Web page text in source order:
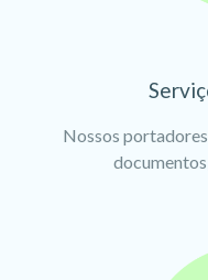
Nossos